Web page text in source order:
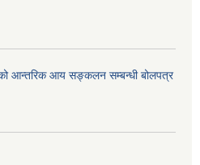
आन्तरिक आय सङ्कलन सम्बन्धी बोलपत्र